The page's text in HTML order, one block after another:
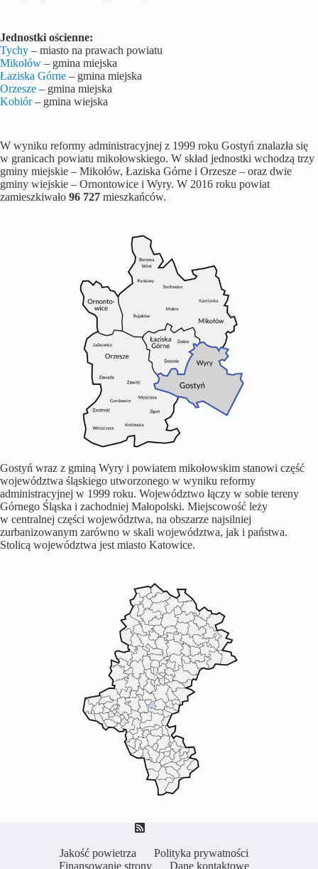
Jednostki ościenne:
Tychy – miasto na prawach powiatu
Mikołów – gmina miejska
Łaziska Górne – gmina miejska
Orzesze – gmina miejska
Kobiór– gmina wiejska
W wyniku reformy administracyjnej z 1999 roku Gostyń znalazła się
w granicach powiatu mikołowskiego. W skład jednostki wchodzą trzy
gminy miejskie – Mikołów, Łaziska Górne i Orzesze – oraz dwie
gminy wiejskie – Ornontowice i Wyry. W 2016 roku powiat
zamieszkiwało 96 727 mieszkańców.
Gostyń wraz z gminą Wyry i powiatem mikołowskim stanowi część
województwa śląskiego utworzonego w wyniku reformy
administracyjnej w 1999 roku. Województwo łączy w sobie tereny
Górnego Śląska i zachodniej Małopolski. Miejscowość leży
w centralnej części województwa, na obszarze najsilniej
zurbanizowanym zarówno w skali województwa, jak i państwa.
Stolicą województwa jest miasto Katowice.
Jakość powietrza
Polityka prywatności
Finansowanie strony
Dane kontaktowe